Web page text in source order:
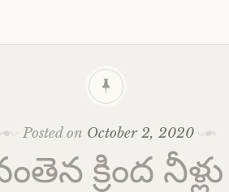
Posted on October 2, 2020
క్రింద నీళ్లు